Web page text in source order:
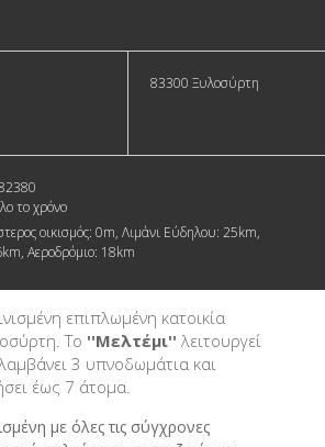
83300 Ξυλοσύρτη
το χρόνο
οικισμός: 0m Λιμάνι Εύδηλου: 25km
Αεροδρόμιο: 18km
επιπλωμένη κατοικία
Το ''Μελτέμι'' λειτουργεί
3 υπνοδωμάτια και
έως 7 άτομα.
με όλες τις σύγχρονες